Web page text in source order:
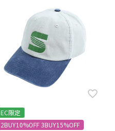
EC限定
2BUY10%OFF 3BUY15%OFF